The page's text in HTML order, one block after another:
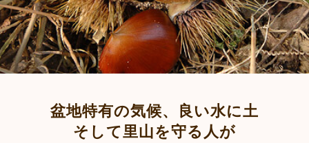
盆地特有の気候、良い水に土
そして里山を守る人が